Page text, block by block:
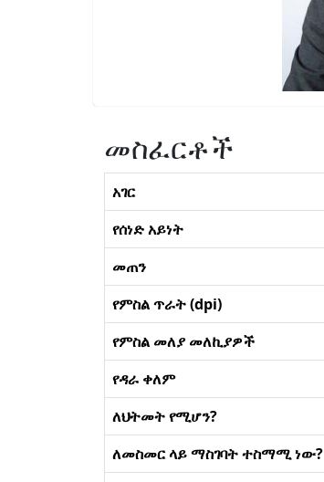
መስፈርቶች
አገር
የሰነድ አይነት
መጠን
የምስል ጥራት (dpi)
የምስል መለያ መለኪያዎች
የዳራ ቀለም
ለህትመት የሚሆን?
ለመስመር ላይ ማስገባት ተስማሚ ነው?